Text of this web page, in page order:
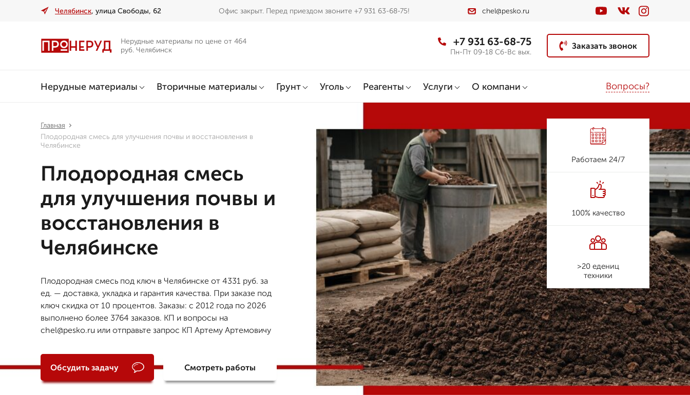
Челябинск, улица Свободы, 62 Офис закрыт. Перед приездом звоните +7 931 63-68-75! chel@pesko.ru
Нерудные материалы по цене от 464
руб. Челябинск
+7 931 63-68-75
Пн-Пт 09-18 Сб-Вс вых.
Заказать звонок
Нерудные материалы Вторичные материалы Грунт Уголь Реагенты Услуги О компани Вопросы?
Главная
Плодородная смесь для улучшения почвы и восстановления в
Челябинске
Плодородная смесь
для улучшения почвы и
восстановления в
Челябинске
Плодородная смесь под ключ в Челябинске от 4331 руб. за
ед. — доставка, укладка и гарантия качества. При заказе под
ключ скидка от 10 процентов. Заказы: с 2012 года по 2026
выполнено более 3764 заказов. КП и вопросы на
chel@pesko.ru или отправьте запрос КП Артему Артемовичу
Обсудить задачу Смотреть работы
Работаем 24/7
100% качество
>20 едениц
техники